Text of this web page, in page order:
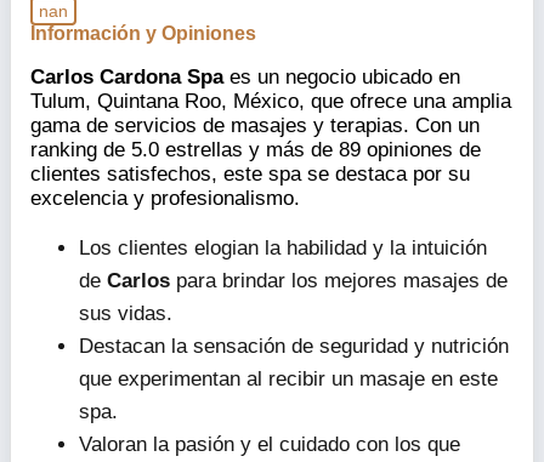
nan
Información y Opiniones
Carlos Cardona Spaes un negocio ubicado en
Tulum, Quintana Roo, México, que ofrece una amplia
gama de servicios de masajes y terapias. Con un
ranking de 5.0 estrellas y más de 89 opiniones de
clientes satisfechos, este spa se destaca por su
excelencia y profesionalismo.
Los clientes elogian la habilidad y la intuición
de Carlos para brindar los mejores masajes de
sus vidas.
Destacan la sensación de seguridad y nutrición
que experimentan al recibir un masaje en este
spa.
Valoran la pasión y el cuidado con los que